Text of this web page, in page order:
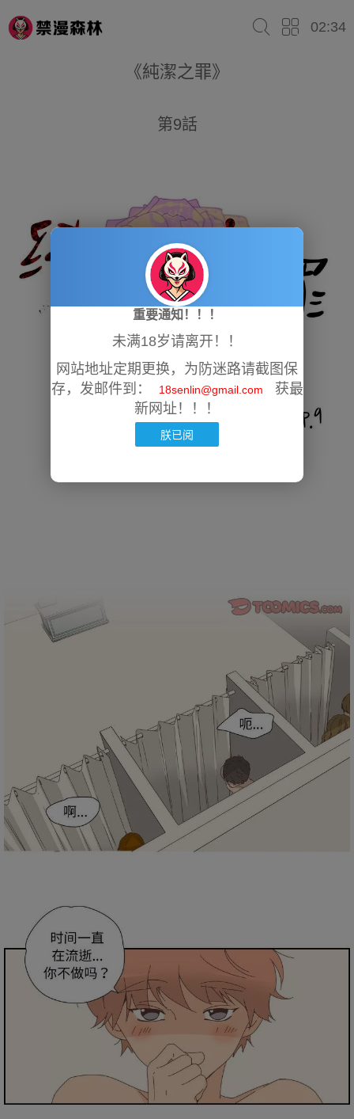
02:34
《純潔之罪》
第9話
重要通知！！！
未满18岁请离开！！
网站地址定期更换，为防迷路请截图保
存，发邮件到：
18senlin@gmail.com
获最
新网址！！！
朕已阅